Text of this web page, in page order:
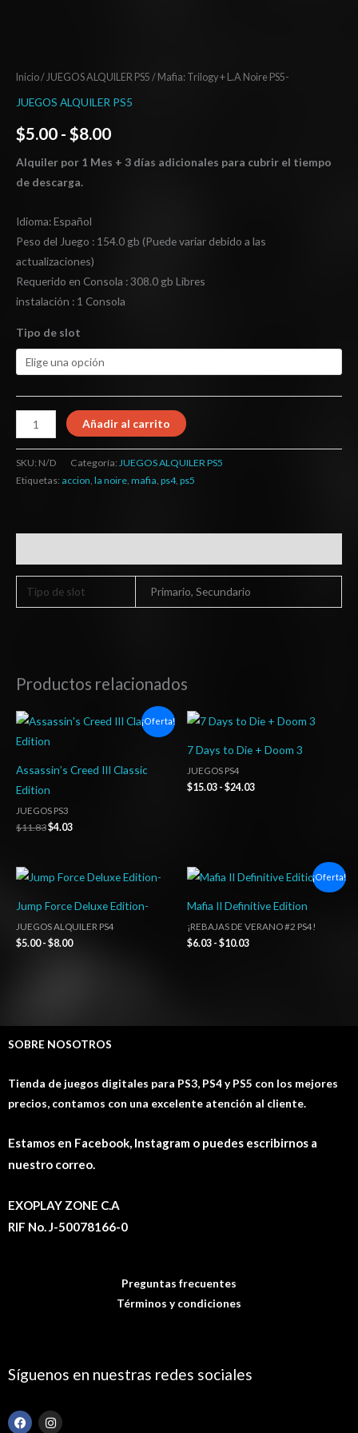
Inicio/JUEGOS ALQUILER PS5 / Mafia: Trilogy + L.A Noire PS5-
JUEGOS ALQUILER PS5
$5.00 - $8.00
Alquiler por 1 Mes + 3 días adicionales para cubrir el tiempo
de descarga.
Idioma: Español
Peso del Juego : 154.0 gb (Puede variar debido a las
actualizaciones)
Requerido en Consola : 308.0 gb Libres
instalación : 1 Consola
Tipo de slot
Añadir al carrito
SKU: N/D Categoría: JUEGOS ALQUILER PS5
Etiquetas: accion, la noire, mafia, ps4, ps5
Tipo de slot Primario, Secundario
Productos relacionados
¡Oferta!
Assassin’s Creed III Classic
Edition
JUEGOS PS3
$11.83
precio
original
$11.83.
$4.03
El
precio
$4.03.
7 Days to Die + Doom 3
JUEGOS PS4
$15.03 - $24.03
Rango
de
desde
$24.03
Jump Force Deluxe Edition-
JUEGOS ALQUILER PS4
$5.00 - $8.00
Rango
de
desde
$5.00
$8.00
¡Oferta!
Mafia II Definitive Edition
¡REBAJAS DE VERANO #2 PS4!
$6.03 - $10.03
Rango
de
desde
$6.03
$10.03
SOBRE NOSOTROS
Tienda de juegos digitales para PS3, PS4 y PS5 con los mejores
precios, contamos con una excelente atención al cliente.
Estamos en Facebook, Instagram o puedes escribirnos a
nuestro correo.
EXOPLAY ZONE C.A
RIF No. J-50078166-0
Preguntas frecuentes
Términos y condiciones
Síguenos en nuestras redes sociales
F
a
I
n